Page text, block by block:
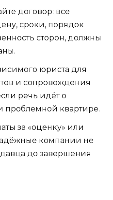
договор: все
сроки, порядок
сторон, должны
юриста для
и сопровождения
речь идёт о
проблемной квартире.
за «оценку» или
компании не
до завершения